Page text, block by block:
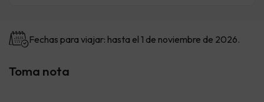
Fechas para viajar: hasta el 1 de noviembre de 2026.
Toma nota